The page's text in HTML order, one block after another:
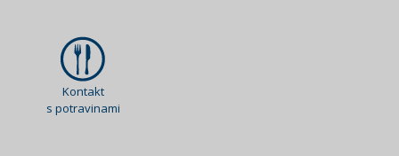
Kontakt
s potravinami